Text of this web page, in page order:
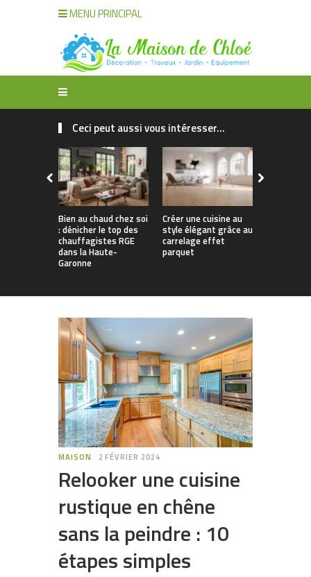
MENU PRINCIPAL
Ceci peut aussi vous intéresser...
Bien au chaud chez soi
: dénicher le top des
chauffagistes RGE
dans la Haute-
Garonne
Créer une cuisine au
style élégant grâce au
carrelage effet
parquet
MAISON 2 FÉVRIER 2024
Relooker une cuisine
rustique en chêne
sans la peindre : 10
étapes simples